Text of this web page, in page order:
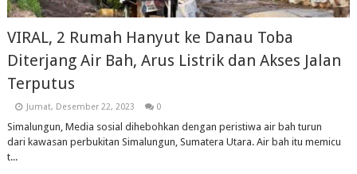
VIRAL, 2 Rumah Hanyut ke Danau Toba
Diterjang Air Bah, Arus Listrik dan Akses Jalan
Terputus
Jumat, Desember 22, 2023 0
Simalungun, Media sosial dihebohkan dengan peristiwa air bah turun
dari kawasan perbukitan Simalungun, Sumatera Utara. Air bah itu memicu
t...